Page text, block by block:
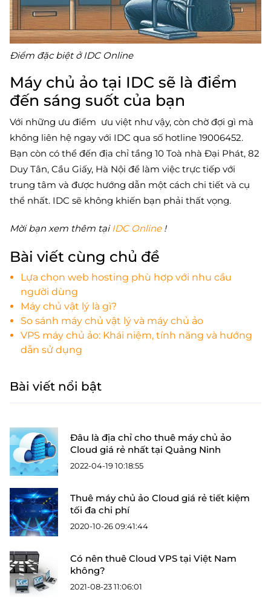
Điểm đặc biệt ở IDC Online
Máy chủ ảo tại IDC sẽ là điểm
đến sáng suốt của bạn
Với những ưu điểm ưu việt như vậy, còn chờ đợi gì mà
không liên hệ ngay với IDC qua số hotline 19006452.
Bạn còn có thể đến địa chỉ tầng 10 Toà nhà Đại Phát, 82
Duy Tân, Cầu Giấy, Hà Nội để làm việc trực tiếp với
trung tâm và được hướng dẫn một cách chi tiết và cụ
thể nhất. IDC sẽ không khiến bạn phải thất vọng.
Mời bạn xem thêm tạiIDC Online!
Bài viết cùng chủ đề
Lựa chọn web hosting phù hợp với nhu cầu
người dùng
Máy chủ vật lý là gì?
So sánh máy chủ vật lý và máy chủ ảo
VPS máy chủ ảo: Khái niệm, tính năng và hướng
dẫn sử dụng
Bài viết nổi bật
Đâu là địa chỉ cho thuê máy chủ ảo
Cloud giá rẻ nhất tại Quảng Ninh
2022-04-19 10:18:55
Thuê máy chủ ảo Cloud giá rẻ tiết kiệm
tối đa chi phí
2020-10-26 09:41:44
Có nên thuê Cloud VPS tại Việt Nam
không?
2021-08-23 11:06:01